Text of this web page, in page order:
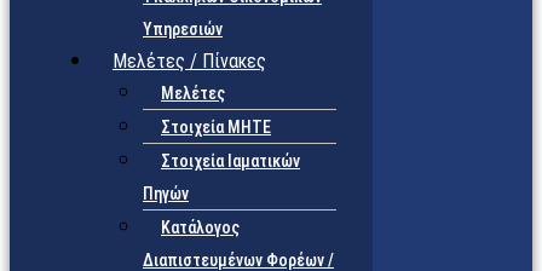
Υπηρεσιών
Μελέτες / Πίνακες
Μελέτες
Στοιχεία ΜΗΤΕ
Στοιχεία Ιαματικών
Πηγών
Κατάλογος
Διαπιστευμένων Φορέων /